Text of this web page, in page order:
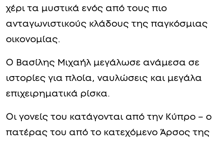
χέρι τα μυστικά ενός από τους πιο
ανταγωνιστικούς κλάδους της παγκόσμιας
οικονομίας.
Ο Βασίλης Μιχαήλ μεγάλωσε ανάμεσα σε
ιστορίες για πλοία, ναυλώσεις και μεγάλα
επιχειρηματικά ρίσκα.
Οι γονείς του κατάγονται από την Κύπρο – ο
πατέρας του από το κατεχόμενο Άρσος της